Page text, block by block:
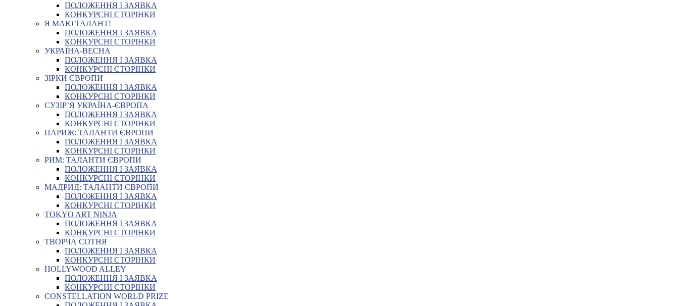
ПОЛОЖЕННЯ І ЗАЯВКА
КОНКУРСНІ СТОРІНКИ
Я МАЮ ТАЛАНТ!
ПОЛОЖЕННЯ І ЗАЯВКА
КОНКУРСНІ СТОРІНКИ
УКРАЇНА-ВЕСНА
ПОЛОЖЕННЯ І ЗАЯВКА
КОНКУРСНІ СТОРІНКИ
ЗІРКИ ЄВРОПИ
ПОЛОЖЕННЯ І ЗАЯВКА
КОНКУРСНІ СТОРІНКИ
СУЗІР’Я УКРАЇНА-ЄВРОПА
ПОЛОЖЕННЯ І ЗАЯВКА
КОНКУРСНІ СТОРІНКИ
ПАРИЖ: ТАЛАНТИ ЄВРОПИ
ПОЛОЖЕННЯ І ЗАЯВКА
КОНКУРСНІ СТОРІНКИ
РИМ: ТАЛАНТИ ЄВРОПИ
ПОЛОЖЕННЯ І ЗАЯВКА
КОНКУРСНІ СТОРІНКИ
МАДРИД: ТАЛАНТИ ЄВРОПИ
ПОЛОЖЕННЯ І ЗАЯВКА
КОНКУРСНІ СТОРІНКИ
TOKYO ART NINJA
ПОЛОЖЕННЯ І ЗАЯВКА
КОНКУРСНІ СТОРІНКИ
ТВОРЧА СОТНЯ
ПОЛОЖЕННЯ І ЗАЯВКА
КОНКУРСНІ СТОРІНКИ
HOLLYWOOD ALLEY
ПОЛОЖЕННЯ І ЗАЯВКА
КОНКУРСНІ СТОРІНКИ
CONSTELLATION WORLD PRIZE